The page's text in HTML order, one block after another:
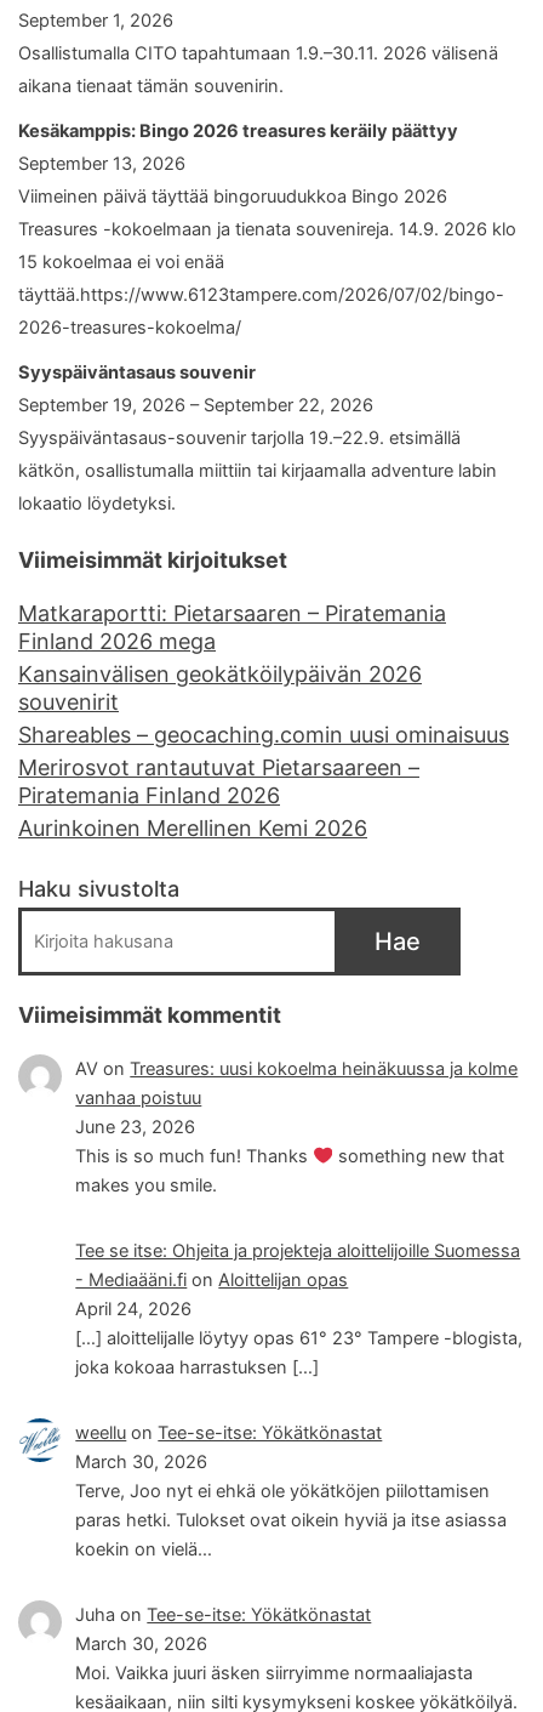
September 1, 2026
Osallistumalla CITO tapahtumaan 1.9.–30.11. 2026 välisenä
aikana tienaat tämän souvenirin.
Kesäkamppis: Bingo 2026 treasures keräily päättyy
September 13, 2026
Viimeinen päivä täyttää bingoruudukkoa Bingo 2026
Treasures -kokoelmaan ja tienata souvenireja. 14.9. 2026 klo
15 kokoelmaa ei voi enää
täyttää.https://www.6123tampere.com/2026/07/02/bingo-
2026-treasures-kokoelma/
Syyspäiväntasaus souvenir
September 19, 2026 – September 22, 2026
Syyspäiväntasaus-souvenir tarjolla 19.–22.9. etsimällä
kätkön, osallistumalla miittiin tai kirjaamalla adventure labin
lokaatio löydetyksi.
Viimeisimmät kirjoitukset
Matkaraportti: Pietarsaaren – Piratemania
Finland 2026 mega
Kansainvälisen geokätköilypäivän 2026
souvenirit
Shareables – geocaching.comin uusi ominaisuus
Merirosvot rantautuvat Pietarsaareen –
Piratemania Finland 2026
Aurinkoinen Merellinen Kemi 2026
Haku sivustolta
Hae
Viimeisimmät kommentit
AV onTreasures: uusi kokoelma heinäkuussa ja kolme
vanhaa poistuu
June 23, 2026
This is so much fun! Thanks
something new that
makes you smile.
Tee se itse: Ohjeita ja projekteja aloittelijoille Suomessa
- Mediaääni.fi on Aloittelijan opas
April 24, 2026
[…] aloittelijalle löytyy opas 61° 23° Tampere -blogista,
joka kokoaa harrastuksen […]
weellu onTee-se-itse: Yökätkönastat
March 30, 2026
Terve, Joo nyt ei ehkä ole yökätköjen piilottamisen
paras hetki. Tulokset ovat oikein hyviä ja itse asiassa
koekin on vielä…
Juha onTee-se-itse: Yökätkönastat
March 30, 2026
Moi. Vaikka juuri äsken siirryimme normaaliajasta
kesäaikaan, niin silti kysymykseni koskee yökätköilyä.